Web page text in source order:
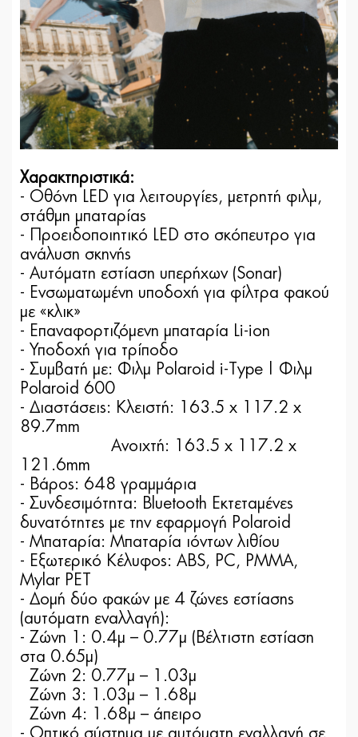
Χαρακτηριστικά:
- Οθόνη LED για λειτουργίες, μετρητή φιλμ,
στάθμη μπαταρίας
- Προειδοποιητικό LED στο σκόπευτρο για
ανάλυση σκηνής
- Αυτόματη εστίαση υπερήχων (Sonar)
- Ενσωματωμένη υποδοχή για φίλτρα φακού
με «κλικ»
- Επαναφορτιζόμενη μπαταρία Li-ion
- Υποδοχή για τρίποδο
- Συμβατή με: Φιλμ Polaroid i-Type | Φιλμ
Polaroid 600
- Διαστάσεις: Κλειστή: 163.5 x 117.2 x
89.7mm
Ανοιχτή: 163.5 x 117.2 x
121.6mm
- Βάρος: 648 γραμμάρια
- Συνδεσιμότητα: Bluetooth Εκτεταμένες
δυνατότητες με την εφαρμογή Polaroid
- Μπαταρία: Μπαταρία ιόντων λιθίου
- Εξωτερικό Κέλυφος: ABS, PC, PMMA,
Mylar PET
- Δομή δύο φακών με 4 ζώνες εστίασης
(αυτόματη εναλλαγή):
- Ζώνη 1: 0.4μ – 0.77μ (Βέλτιστη εστίαση
στα 0.65μ)
Ζώνη 2: 0.77μ – 1.03μ
Ζώνη 3: 1.03μ – 1.68μ
Ζώνη 4: 1.68μ – άπειρο
- Οπτικό σύστημα με αυτόματη εναλλαγή σε